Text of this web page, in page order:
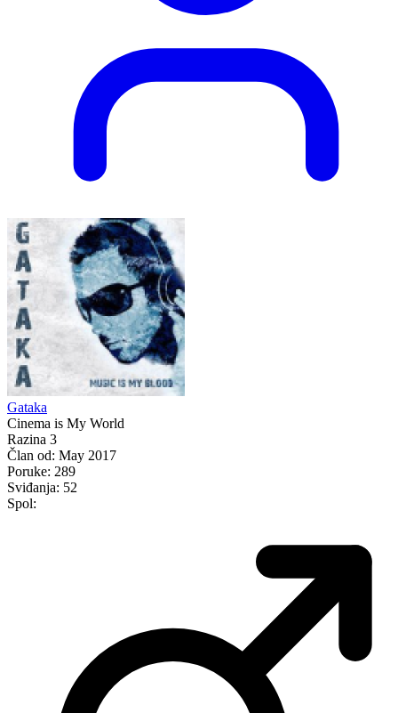
Gataka
Cinema is My World
Razina 3
Član od: May 2017
Poruke: 289
Sviđanja: 52
Spol: